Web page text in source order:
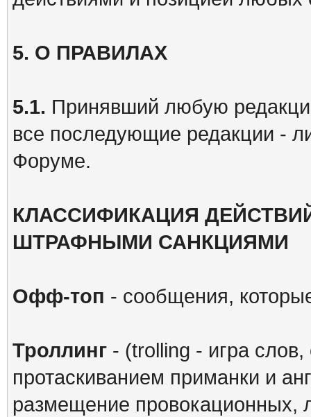
5. О ПРАВИЛАХ
5.1. Принявший любую
все последующие редакции -
Форуме.
КЛАССИФИКАЦИЯ
ШТРАФНЫМИ САНКЦИЯМИ
Офф-топ - сообщения,
Троллинг - (trolling - игра
протаскиванием приманки и
размещение провокационных,